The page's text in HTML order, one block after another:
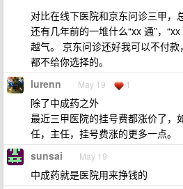
对比在线下医院和京东问诊三甲，
还有几年前的一堆什么“xx 通”，
越气。 京东问诊还好我可以不付款
都不给你选择的。
lurenn May 19 1
除了中成药之外
最近三甲医院的挂号费都涨价了，
任，主任，挂号费涨的更多一点。
sunsai May 19
中成药就是医院用来挣钱的